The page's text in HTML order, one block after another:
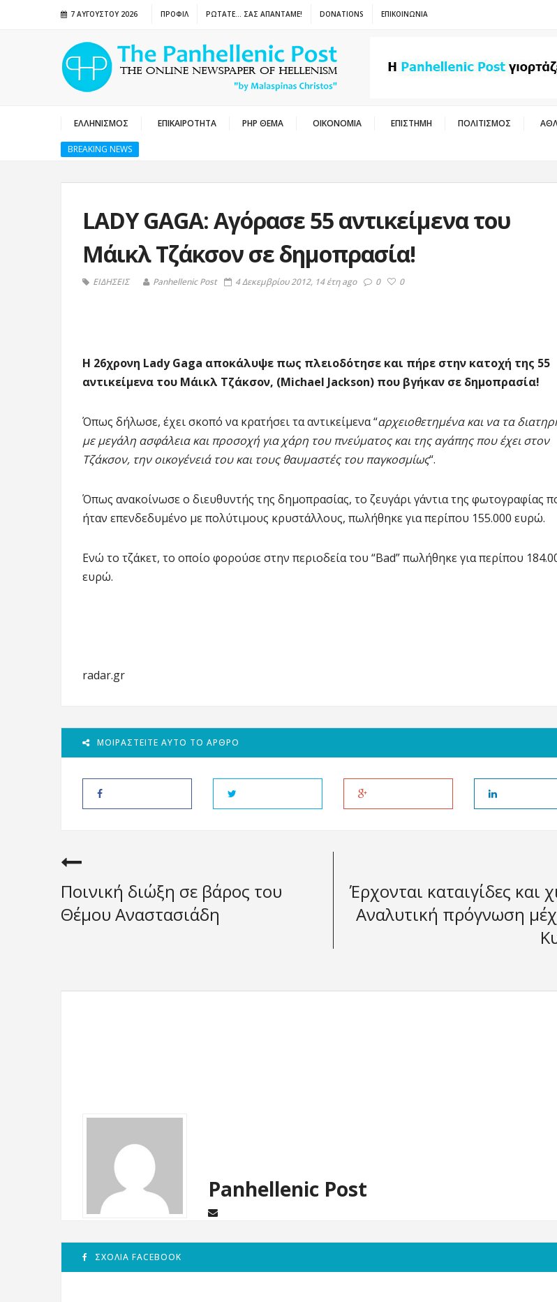
7 ΑΥΓΟΎΣΤΟΥ 2026 ΠΡΟΦΙΛ ΡΩΤΑΤΕ… ΣΑΣ ΑΠΑΝΤΑΜΕ! DONATIONS ΕΠΙΚΟΙΝΩΝΙΑ
ΕΛΛΗΝΙΣΜΟΣ ΕΠΙΚΑΙΡΟΤΗΤΑ PHP ΘΕΜΑ ΟΙΚΟΝΟΜΙΑ ΕΠΙΣΤΗΜΗ ΠΟΛΙΤΙΣΜΟΣ
BREAKING NEWS
LADY GAGA: Αγόρασε 55 αντικείμενα του
Μάικλ Τζάκσον σε δημοπρασία!
ΕΙΔΗΣΕΙΣ Panhellenic Post 4 Δεκεμβρίου 2012, 14 έτη ago 0 0
Η 26χρονη Lady Gaga αποκάλυψε πως πλειοδότησε και πήρε στην κατοχή της 55
αντικείμενα του Μάικλ Τζάκσον, (Michael Jackson) που βγήκαν σε δημοπρασία!
Όπως δήλωσε, έχει σκοπό να κρατήσει τα αντικείμενα “αρχειοθετημένα και να τα
με μεγάλη ασφάλεια και προσοχή για χάρη του πνεύματος και της αγάπης που έχει στον
Τζάκσον, την οικογένειά του και τους θαυμαστές του παγκοσμίως“.
Όπως ανακοίνωσε ο διευθυντής της δημοπρασίας, το ζευγάρι γάντια της φωτογραφίας
ήταν επενδεδυμένο με πολύτιμους κρυστάλλους, πωλήθηκε για περίπου 155.000 ευρώ.
Ενώ το τζάκετ, το οποίο φορούσε στην περιοδεία του “Bad” πωλήθηκε για περίπου
ευρώ.
radar.gr
ΜΟΙΡΑΣΤΕΊΤΕ ΑΥΤΌ ΤΟ ΆΡΘΡΟ
Ποινική διώξη σε βάρος του
Θέμου Αναστασιάδη
Έρχονται καταιγίδες και
Aναλυτική πρόγνωση
Panhellenic Post
ΣΧΌΛΙΑ FACEBOOK